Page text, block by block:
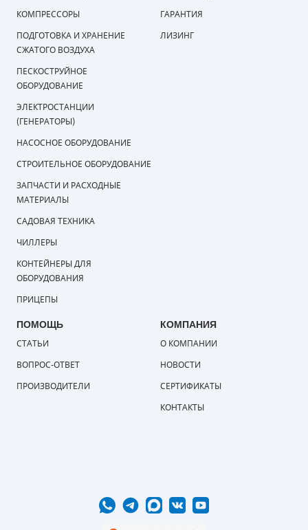
КОМПРЕССОРЫ
ПОДГОТОВКА И ХРАНЕНИЕ
СЖАТОГО ВОЗДУХА
ПЕСКОСТРУЙНОЕ
ОБОРУДОВАНИЕ
ЭЛЕКТРОСТАНЦИИ
(ГЕНЕРАТОРЫ)
НАСОСНОЕ ОБОРУДОВАНИЕ
СТРОИТЕЛЬНОЕ ОБОРУДОВАНИЕ
ЗАПЧАСТИ И РАСХОДНЫЕ
МАТЕРИАЛЫ
САДОВАЯ ТЕХНИКА
ЧИЛЛЕРЫ
КОНТЕЙНЕРЫ ДЛЯ
ОБОРУДОВАНИЯ
ПРИЦЕПЫ
ГАРАНТИЯ
ЛИЗИНГ
ПОМОЩЬ
СТАТЬИ
ВОПРОС-ОТВЕТ
ПРОИЗВОДИТЕЛИ
КОМПАНИЯ
О КОМПАНИИ
НОВОСТИ
СЕРТИФИКАТЫ
КОНТАКТЫ